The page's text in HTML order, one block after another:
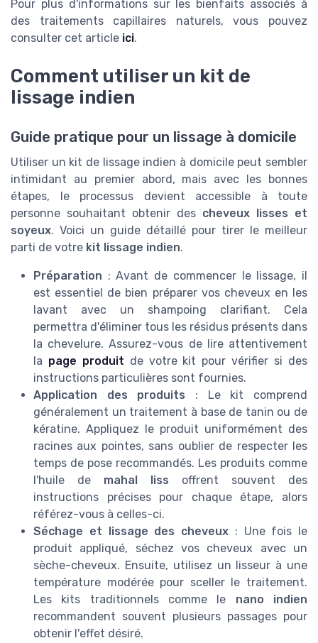
Pour plus d'informations sur les bienfaits associés à
des traitements capillaires naturels, vous pouvez
consulter cet article ici.
Comment utiliser un kit de
lissage indien
Guide pratique pour un lissage à domicile
Utiliser un kit de lissage indien à domicile peut sembler
intimidant au premier abord, mais avec les bonnes
étapes, le processus devient accessible à toute
personne souhaitant obtenir des cheveux lisses et
soyeux. Voici un guide détaillé pour tirer le meilleur
parti de votre kit lissage indien.
Préparation : Avant de commencer le lissage, il
est essentiel de bien préparer vos cheveux en les
lavant avec un shampoing clarifiant. Cela
permettra d'éliminer tous les résidus présents dans
la chevelure. Assurez-vous de lire attentivement
la page produit de votre kit pour vérifier si des
instructions particulières sont fournies.
Application des produits : Le kit comprend
généralement un traitement à base de tanin ou de
kératine. Appliquez le produit uniformément des
racines aux pointes, sans oublier de respecter les
temps de pose recommandés. Les produits comme
l'huile de mahal liss offrent souvent des
instructions précises pour chaque étape, alors
référez-vous à celles-ci.
Séchage et lissage des cheveux : Une fois le
produit appliqué, séchez vos cheveux avec un
sèche-cheveux. Ensuite, utilisez un lisseur à une
température modérée pour sceller le traitement.
Les kits traditionnels comme le nano indien
recommandent souvent plusieurs passages pour
obtenir l'effet désiré.